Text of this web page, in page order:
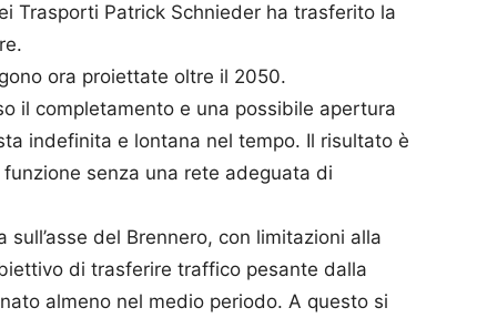
Trasporti Patrick Schnieder ha trasferito la
ora proiettate oltre il 2050.
il completamento e una possibile apertura
indefinita e lontana nel tempo. Il risultato è
senza una rete adeguata di
del Brennero, con limitazioni alla
di trasferire traffico pesante dalla
almeno nel medio periodo. A questo si